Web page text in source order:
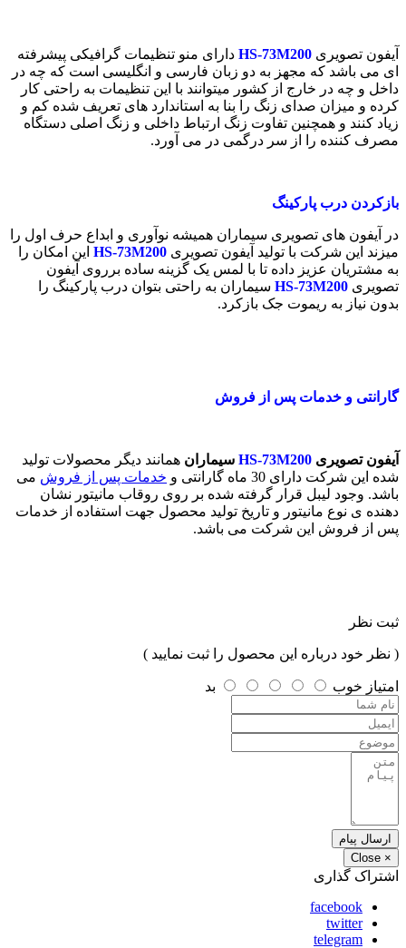
آیفون تصویری HS-73M200 دارای منو تنظیمات گرافیکی پیشرفته
ای می باشد که مجهز به دو زبان فارسی و انگلیسی است که چه در
داخل و چه در خارج از کشور میتوانند با این تنظیمات به راحتی کار
کرده و میزان صدای زنگ را بنا به استاندارد های تعریف شده کم و
زیاد کنند و همچنین تفاوت زنگ ارتباط داخلی و زنگ اصلی دستگاه
مصرف کننده را از سر درگمی در می آورد.
بازکردن درب پارکینگ
در آیفون های تصویری سیماران همیشه نوآوری و ابداع حرف اول را
میزند این شرکت با تولید آیفون تصویری HS-73M200 این امکان را
به مشتریان عزیز داده تا با لمس یک گزینه ساده برروی آیفون
تصویری HS-73M200 سیماران به راحتی بتوان درب پارکینگ را
بدون نیاز به ریموت جک بازکرد.
گارانتی و خدمات پس از فروش
آیفون تصویری HS-73M200 سیماران همانند دیگر محصولات تولید
شده این شرکت دارای 30 ماه گارانتی و
خدمات پس از فروش می
باشد. وجود لیبل قرار گرفته شده بر روی روقاب مانیتور نشان
دهنده ی نوع مانیتور و تاریخ تولید محصول جهت استفاده از خدمات
پس از فروش این شرکت می باشد.
ثبت نظر
( نظر خود درباره این محصول را ثبت نمایید )
امتیاز خوب بد
ارسال پیام
×
Close
اشتراک گذاری
facebook
twitter
telegram